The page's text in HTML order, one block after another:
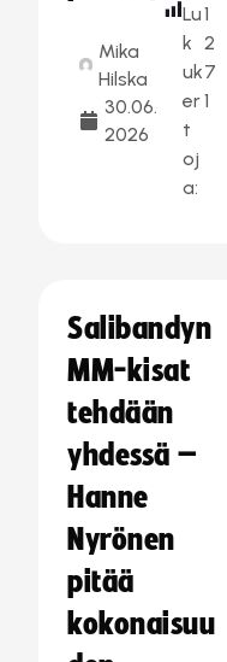
Mika
Hilska
30.06.
2026
Lu
k
uk
er
t
oj
a:
1
2
7
1
Salibandyn
MM-kisat
tehdään
yhdessä –
Hanne
Nyrönen
pitää
kokonaisuu